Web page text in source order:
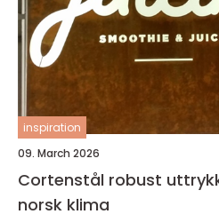
inspiration
09. March 2026
Cortenstål robust uttrykk og lang levetid i
norsk klima